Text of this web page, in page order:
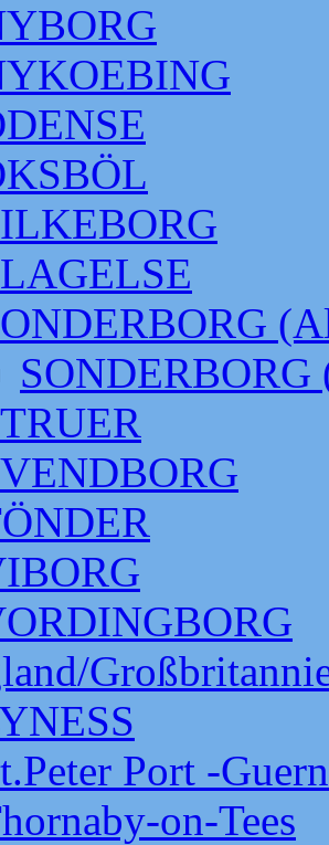
SONDERBORG
Port -
on-Tees